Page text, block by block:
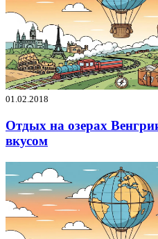
01.02.2018
Отдых на озерах
вкусом